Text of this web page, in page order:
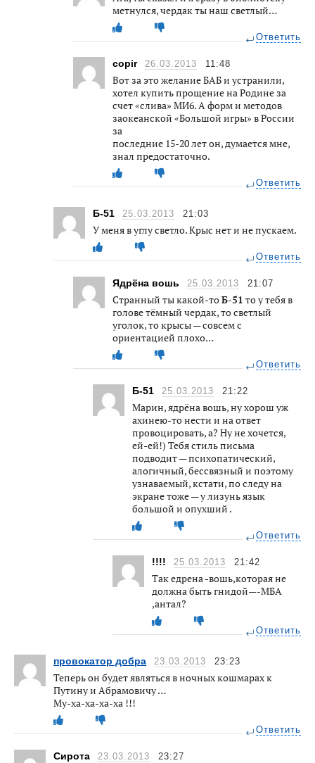
метнулся, чердак ты наш светлый…
Ответить
copir 26.03.2013 11:48
Вот за это желание БАБ и устранили,
хотел купить прощение на Родине за
счет «слива» МИ6. А форм и методов
заокеанской «Большой игры» в России
за
последние 15-20 лет он, думается мне,
знал предостаточно.
Ответить
Б-51 25.03.2013 21:03
У меня в углу светло. Крыс нет и не пускаем.
Ответить
Ядрёна вошь 25.03.2013 21:07
Странный ты какой-тоБ-51 то у тебя в
голове тёмный чердак, то светлый
уголок, то крысы — совсем с
ориентацией плохо…
Ответить
Б-51 25.03.2013 21:22
Марин, ядрёна вошь, ну хорош уж
ахинею-то нести и на ответ
провоцировать, а? Ну не хочется,
ей-ей!) Тебя стиль письма
подводит — психопатический,
алогичный, бессвязный и поэтому
узнаваемый, кстати, по следу на
экране тоже — у лизунь язык
большой и опухший .
Ответить
!!!! 25.03.2013 21:42
Так едрена -вошь,которая не
должна быть гнидой—-МБА
,антал?
Ответить
провокатор добра 23.03.2013 23:23
Теперь он будет являться в ночных кошмарах к
Путину и Абрамовичу …
Му-ха-ха-ха-ха !!!
Ответить
Сирота 23.03.2013 23:27